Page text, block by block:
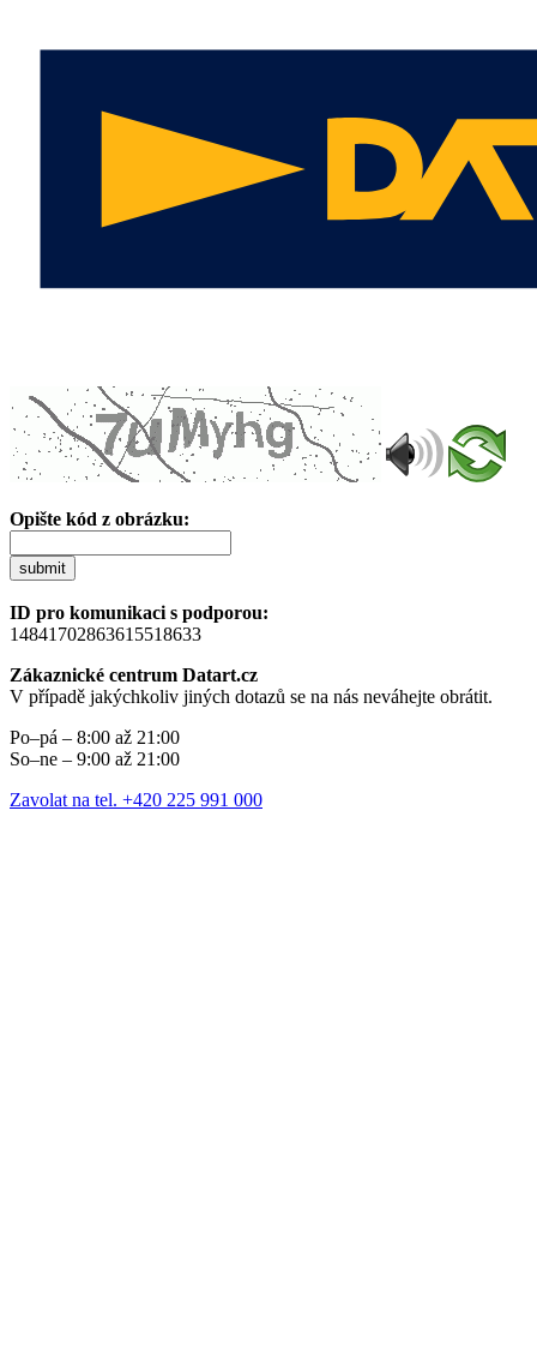
Opište kód z obrázku:
submit
ID pro komunikaci s podporou:
14841702863615518633
Zákaznické centrum Datart.cz
V případě jakýchkoliv jiných dotazů se na nás neváhejte obrátit.
Po–pá – 8:00 až 21:00
So–ne – 9:00 až 21:00
Zavolat na tel. +420 225 991 000